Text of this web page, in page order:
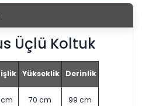
Üçlü Koltuk
Yükseklik Derinlik
cm 70 cm 99 cm